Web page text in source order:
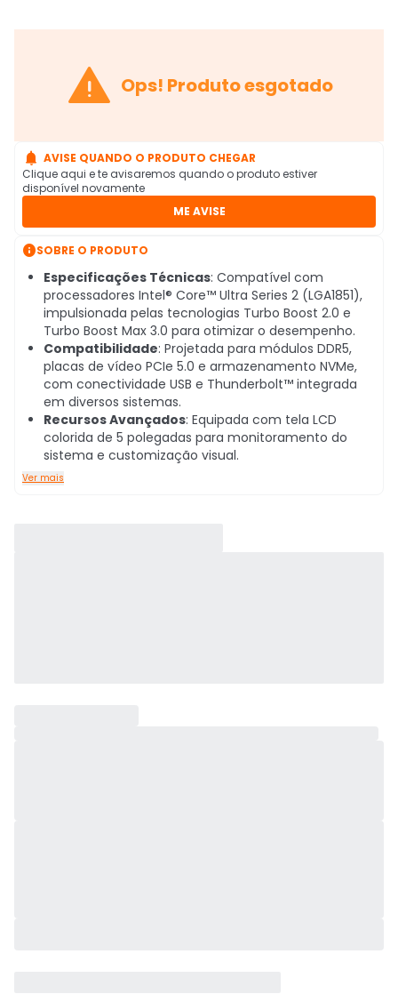
 Ops! Produto esgotado
 AVISE QUANDO O PRODUTO CHEGAR
Clique aqui e te avisaremos quando o produto estiver
disponível novamente
ME AVISE
SOBRE O PRODUTO
Especificações Técnicas: Compatível com
processadores Intel® Core™ Ultra Series 2 (LGA1851),
impulsionada pelas tecnologias Turbo Boost 2.0 e
Turbo Boost Max 3.0 para otimizar o desempenho.
Compatibilidade: Projetada para módulos DDR5,
placas de vídeo PCIe 5.0 e armazenamento NVMe,
com conectividade USB e Thunderbolt™ integrada
em diversos sistemas.
Recursos Avançados: Equipada com tela LCD
colorida de 5 polegadas para monitoramento do
sistema e customização visual.
Ver mais